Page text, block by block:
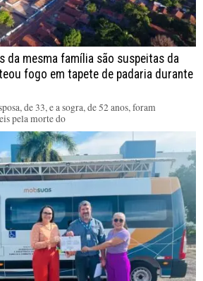
da mesma família são suspeitas da
fogo em tapete de padaria durante
de 33, e a sogra, de 52 anos, foram
pela morte do